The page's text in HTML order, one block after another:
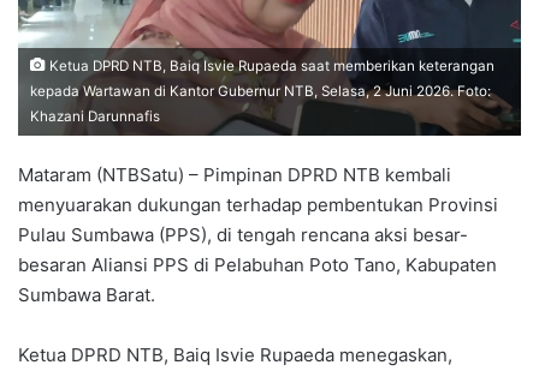
Ketua DPRD NTB, Baiq Isvie Rupaeda saat memberikan keterangan
kepada Wartawan di Kantor Gubernur NTB, Selasa, 2 Juni 2026. Foto:
Khazani Darunnafis
Mataram (NTBSatu) – Pimpinan DPRD NTB kembali
menyuarakan dukungan terhadap pembentukan Provinsi
Pulau Sumbawa (PPS), di tengah rencana aksi besar-
besaran Aliansi PPS di Pelabuhan Poto Tano, Kabupaten
Sumbawa Barat.
Ketua DPRD NTB, Baiq Isvie Rupaeda menegaskan,